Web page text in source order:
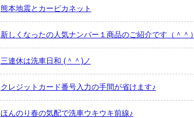
熊本地震とカーピカネット
新しくなったの人気ナンバー１商品のご紹介です（＾＾）
三連休は洗車日和 (＾＾)ノ
クレジットカード番号入力の手間が省けます♪
ほんのり春の気配で洗車ウキウキ前線♪